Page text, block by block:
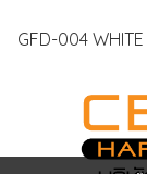
GFD-004 WHITE